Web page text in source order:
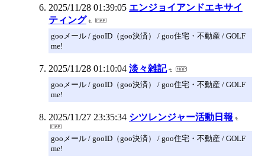
2025/11/28 01:39:05 エンジョイアンドエキサイ
ティング
gooメール / gooID（goo決済） / goo住宅・不動産 / GOLF
me!
2025/11/28 01:10:04 淡々雑記
gooメール / gooID（goo決済） / goo住宅・不動産 / GOLF
me!
2025/11/27 23:35:34 シツレンジャー活動日報
gooメール / gooID（goo決済） / goo住宅・不動産 / GOLF
me!